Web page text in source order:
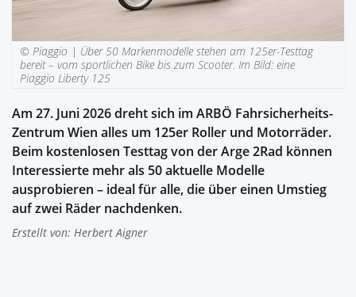
© Piaggio | Über 50 Markenmodelle stehen am 125er-Testtag
bereit – vom sportlichen Bike bis zum Scooter. Im Bild: eine
Piaggio Liberty 125
Am 27. Juni 2026 dreht sich im ARBÖ Fahrsicherheits-
Zentrum Wien alles um 125er Roller und Motorräder.
Beim kostenlosen Testtag von der Arge 2Rad können
Interessierte mehr als 50 aktuelle Modelle
ausprobieren – ideal für alle, die über einen Umstieg
auf zwei Räder nachdenken.
Erstellt von: Herbert Aigner